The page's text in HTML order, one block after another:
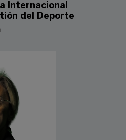
Internacional
del Deporte